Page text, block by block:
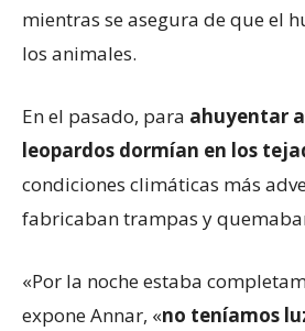
mientras se asegura de que el
los animales.
En el pasado, para ahuyentar
leopardos dormían en los
condiciones climáticas más
fabricaban trampas y
«Por la noche estaba
expone Annar, «no teníamos